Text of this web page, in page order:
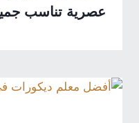
عصرية تناسب